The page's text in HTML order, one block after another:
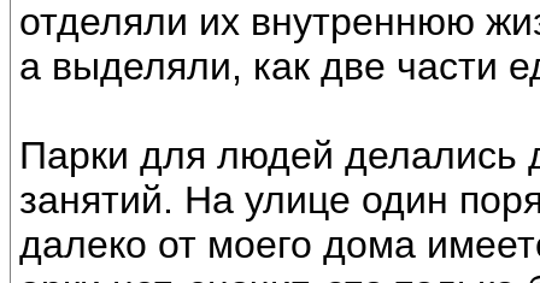
отделяли их внутреннюю
а выделяли, как две части
Парки для людей делались
занятий. На улице один
далеко от моего дома